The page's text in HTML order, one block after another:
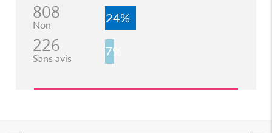
808
Non 24%
226
Sans avis 7%